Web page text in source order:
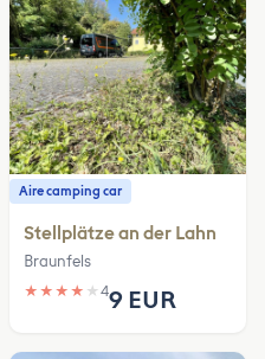
Aire camping car
Stellplätze an der Lahn
Braunfels
★ ★ ★ ★ ★ 49 EUR